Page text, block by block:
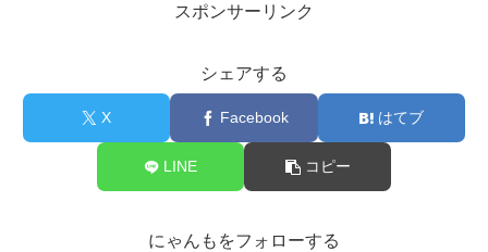
スポンサーリンク
シェアする
X Facebook はてブ
LINE コピー
にゃんもをフォローする